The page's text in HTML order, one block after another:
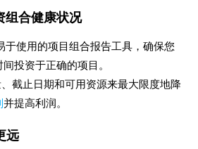
合健康状况
使用的项目组合报告工具，确保您
投资于正确的项目。
截止日期和可用资源来最大限度地降
并提高利润。
远